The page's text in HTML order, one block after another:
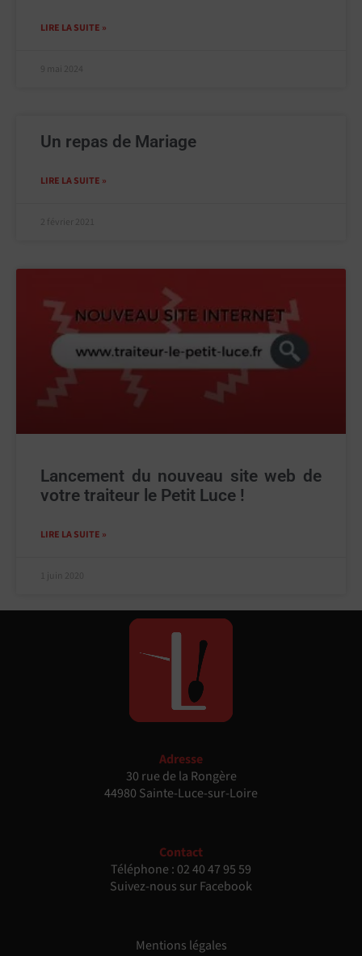
LIRE LA SUITE »
9 mai 2024
Un repas de Mariage
LIRE LA SUITE »
2 février 2021
Lancement du nouveau site web de
votre traiteur le Petit Luce !
LIRE LA SUITE »
1 juin 2020
Adresse
30 rue de la Rongère
44980 Sainte-Luce-sur-Loire
Contact
Téléphone : 02 40 47 95 59
Suivez-nous sur Facebook
Mentions légales